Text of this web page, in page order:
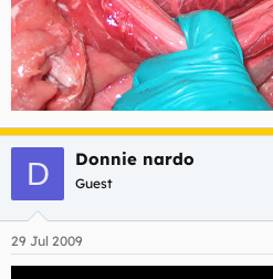
D Donnie nardo
Guest
29 Jul 2009